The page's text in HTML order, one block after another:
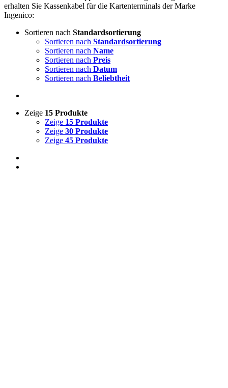
erhalten Sie Kassenkabel für die Kartenterminals der Marke
Ingenico:
Sortieren nach Standardsortierung
Sortieren nach Standardsortierung
Sortieren nach Name
Sortieren nach Preis
Sortieren nach Datum
Sortieren nach Beliebtheit
Zeige 15 Produkte
Zeige 15 Produkte
Zeige 30 Produkte
Zeige 45 Produkte